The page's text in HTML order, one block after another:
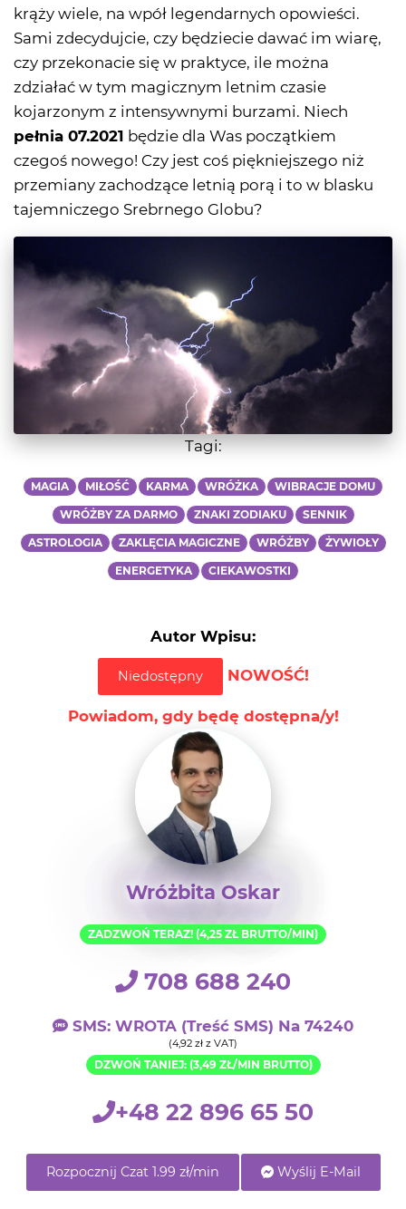
krąży wiele, na wpół legendarnych opowieści.
Sami zdecydujcie, czy będziecie dawać im wiarę,
czy przekonacie się w praktyce, ile można
zdziałać w tym magicznym letnim czasie
kojarzonym z intensywnymi burzami. Niech
pełnia 07.2021 będzie dla Was początkiem
czegoś nowego! Czy jest coś piękniejszego niż
przemiany zachodzące letnią porą i to w blasku
tajemniczego Srebrnego Globu?
Tagi:
MAGIA MIŁOŚĆ KARMA WRÓŻKA WIBRACJE DOMU
WRÓŻBY ZA DARMO ZNAKI ZODIAKU SENNIK
ASTROLOGIA ZAKLĘCIA MAGICZNE WRÓŻBY ŻYWIOŁY
ENERGETYKA CIEKAWOSTKI
Autor Wpisu:
Niedostępny NOWOŚĆ!
Powiadom, gdy będę dostępna/y!
Wróżbita Oskar
ZADZWOŃ TERAZ! (4,25 ZŁ BRUTTO/MIN)
708 688 240
SMS: WROTA (treść SMS) Na 74240
(4,92 zł z VAT)
DZWOŃ TANIEJ: (3,49 ZŁ/MIN BRUTTO)
+48 22 896 65 50
Rozpocznij Czat 1.99 zł/min Wyślij E-Mail